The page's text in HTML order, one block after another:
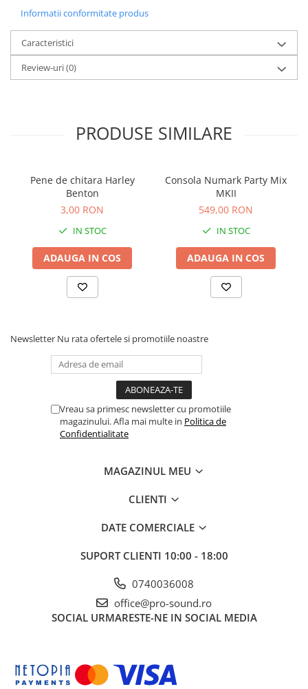
Bare Led
Cabluri de Alimentare
Case-uri de lumini
Comenzi si controllere
Moving Head-uri
Par Led si Pinspot
Proiectoare
Scene şi Ring-uri de Dans
Stative si schela lumini
Instrumente Muzicale
Chitare si bass
Instrumente de percutie
Instrumente de suflat
Instrumente si jucarii pentru copii
Instrumente traditionale
Accesorii Pick-up si Vinyl
Genti pentru DJ
Samplere si controllere
Cabluri adaptoare, cabluri Y
Informatii conformitate produs
Caracteristici
Review-uri(0)
PRODUSE SIMILARE
Pene de chitara Harley
Benton
3,00 RON
IN STOC
ADAUGA IN COS
Consola Numark Party Mix
MKII
549,00 RON
IN STOC
ADAUGA IN COS
Newsletter Nu rata ofertele si promotiile noastre
Vreau sa primesc newsletter cu promotiile
magazinului. Afla mai multe in Politica de
Confidentialitate
MAGAZINUL MEU
CLIENTI
DATE COMERCIALE
SUPORT CLIENTI 10:00 - 18:00
0740036008
office@pro-sound.ro
SOCIAL URMARESTE-NE IN SOCIAL MEDIA